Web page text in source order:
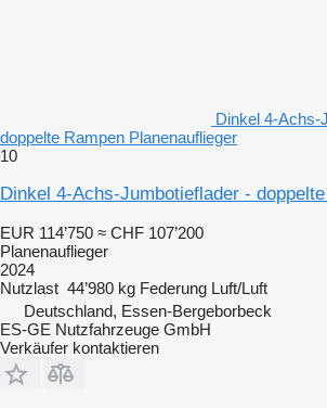
Dinkel 4-Achs-
doppelte Rampen Planenauflieger
10
Dinkel 4-Achs-Jumbotieflader -
EUR 114’750 ≈ CHF 107’200
Planenauflieger
2024
Nutzlast 44’980 kg Federung Luft/Luft
Deutschland, Essen-Bergeborbeck
ES-GE Nutzfahrzeuge GmbH
Verkäufer kontaktieren